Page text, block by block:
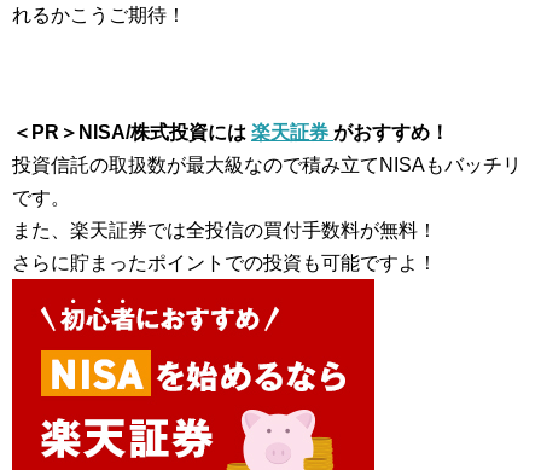
れるかこうご期待！
＜PR＞NISA/株式投資には 楽天証券 がおすすめ！
投資信託の取扱数が最大級なので積み立てNISAもバッチリ
です。
また、楽天証券では全投信の買付手数料が無料！
さらに貯まったポイントでの投資も可能ですよ！